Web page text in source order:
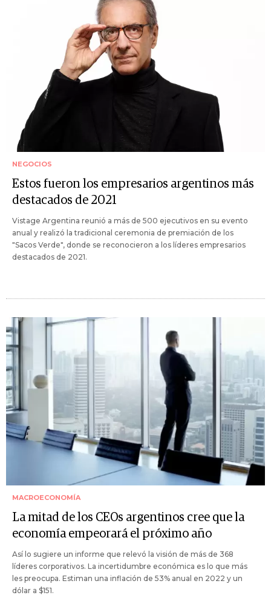
NEGOCIOS
Estos fueron los empresarios argentinos más
destacados de 2021
Vistage Argentina reunió a más de 500 ejecutivos en su evento
anual y realizó la tradicional ceremonia de premiación de los
"Sacos Verde", donde se reconocieron a los líderes empresarios
destacados de 2021.
MACROECONOMÍA
La mitad de los CEOs argentinos cree que la
economía empeorará el próximo año
Así lo sugiere un informe que relevó la visión de más de 368
líderes corporativos. La incertidumbre económica es lo que más
les preocupa. Estiman una inflación de 53% anual en 2022 y un
dólar a $151.